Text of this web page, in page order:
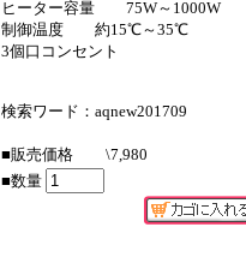
ヒーター容量 75W～1000W
制御温度 約15℃～35℃
3個口コンセント
検索ワード：aqnew201709
■販売価格
\7,980
■数量